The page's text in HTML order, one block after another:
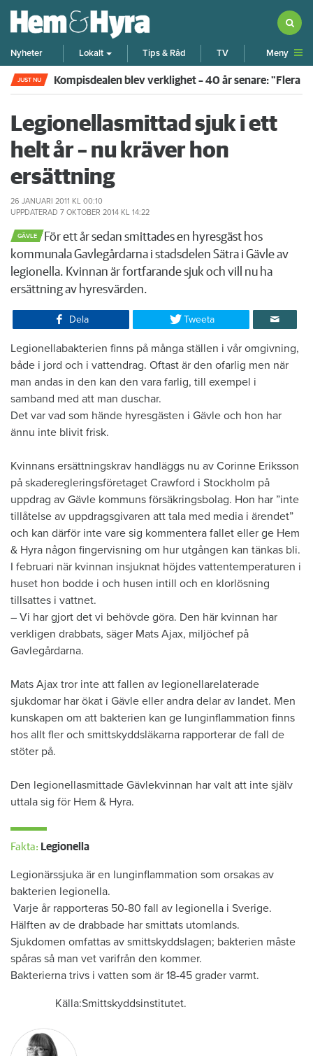
Nyheter Lokalt Tips & Råd TV Meny
JUST NU Kompisdealen blev verklighet – 40 år senare: "Flera
Legionellasmittad sjuk i ett
helt år – nu kräver hon
ersättning
26 JANUARI 2011 KL 00:10
UPPDATERAD 7 OKTOBER 2014 KL 14:22
GÄVLE
​För ett år sedan smittades en hyresgäst hos
kommunala Gavlegårdarna i stadsdelen Sätra i Gävle av
legionella. Kvinnan är fortfarande sjuk och vill nu ha
ersättning av hyresvärden.
Dela Tweeta
​Legionellabakterien finns på många ställen i vår omgivning,
både i jord och i vattendrag. Oftast är den ofarlig men när
man andas in den kan den vara farlig, till exempel i
samband med att man duschar.
Det var vad som hände hyresgästen i Gävle och hon har
ännu inte blivit frisk.
Kvinnans ersättningskrav handläggs nu av Corinne Eriksson
på skaderegleringsföretaget Crawford i Stockholm på
uppdrag av Gävle kommuns försäkringsbolag. Hon har ”inte
tillåtelse av uppdragsgivaren att tala med media i ärendet”
och kan därför inte vare sig kommentera fallet eller ge Hem
& Hyra någon fingervisning om hur utgången kan tänkas bli.
I februari när kvinnan insjuknat höjdes vattentemperaturen i
huset hon bodde i och husen intill och en klorlösning
tillsattes i vattnet.
– Vi har gjort det vi behövde göra. Den här kvinnan har
verkligen drabbats, säger Mats Ajax, miljöchef på
Gavlegårdarna.
Mats Ajax tror inte att fallen av legionellarelaterade
sjukdomar har ökat i Gävle eller andra delar av landet. Men
kunskapen om att bakterien kan ge lunginflammation finns
hos allt fler och smittskyddsläkarna rapporterar de fall de
stöter på.
Den legionellasmittade Gävlekvinnan har valt att inte själv
uttala sig för Hem & Hyra.
Fakta: Legionella
Legionärssjuka är en lunginflammation som orsakas av
bakterien legionella.
Varje år rapporteras 50-80 fall av legionella i Sverige.
Hälften av de drabbade har smittats utomlands.
Sjukdomen omfattas av smittskyddslagen; bakterien måste
spåras så man vet varifrån den kommer.
Bakterierna trivs i vatten som är 18-45 grader varmt.
Källa:Smittskyddsinstitutet.